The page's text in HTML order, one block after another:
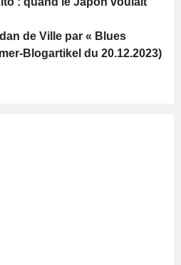
de Ville par « Blues
Blogartikel du 20.12.2023)